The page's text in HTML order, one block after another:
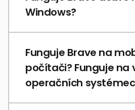
Windows?
Funguje Brave na
počítači? Funguje na
operačních